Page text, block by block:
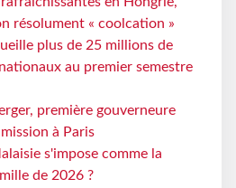
résolument « coolcation »
plus de 25 millions de
au premier semestre
première gouverneure
à Paris
s'impose comme la
de 2026 ?